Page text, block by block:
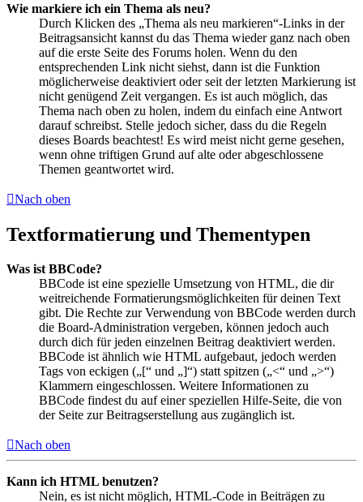
Wie markiere ich ein Thema als neu?
Durch Klicken des „Thema als neu markieren“-Links in der
Beitragsansicht kannst du das Thema wieder ganz nach oben
auf die erste Seite des Forums holen. Wenn du den
entsprechenden Link nicht siehst, dann ist die Funktion
möglicherweise deaktiviert oder seit der letzten Markierung ist
nicht genügend Zeit vergangen. Es ist auch möglich, das
Thema nach oben zu holen, indem du einfach eine Antwort
darauf schreibst. Stelle jedoch sicher, dass du die Regeln
dieses Boards beachtest! Es wird meist nicht gerne gesehen,
wenn ohne triftigen Grund auf alte oder abgeschlossene
Themen geantwortet wird.
Nach oben
Textformatierung und Thementypen
Was ist BBCode?
BBCode ist eine spezielle Umsetzung von HTML, die dir
weitreichende Formatierungsmöglichkeiten für deinen Text
gibt. Die Rechte zur Verwendung von BBCode werden durch
die Board-Administration vergeben, können jedoch auch
durch dich für jeden einzelnen Beitrag deaktiviert werden.
BBCode ist ähnlich wie HTML aufgebaut, jedoch werden
Tags von eckigen („[“ und „]“) statt spitzen („<“ und „>“)
Klammern eingeschlossen. Weitere Informationen zu
BBCode findest du auf einer speziellen Hilfe-Seite, die von
der Seite zur Beitragserstellung aus zugänglich ist.
Nach oben
Kann ich HTML benutzen?
Nein, es ist nicht möglich, HTML-Code in Beiträgen zu